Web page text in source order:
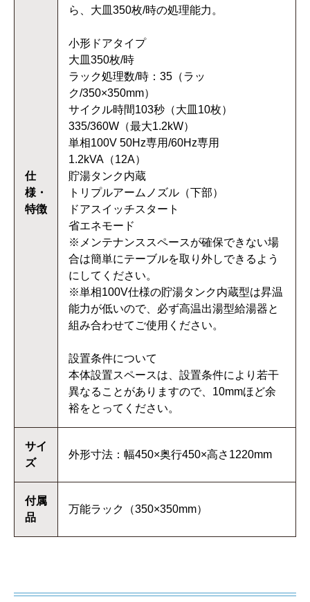
仕
様・
特徴
ら、大皿350枚/時の処理能力。
小形ドアタイプ
大皿350枚/時
ラック処理数/時：35（ラッ
ク/350×350mm）
サイクル時間103秒（大皿10枚）
335/360W（最大1.2kW）
単相100V 50Hz専用/60Hz専用
1.2kVA（12A）
貯湯タンク内蔵
トリプルアームノズル（下部）
ドアスイッチスタート
省エネモード
※メンテナンススペースが確保できない場
合は簡単にテーブルを取り外しできるよう
にしてください。
※単相100V仕様の貯湯タンク内蔵型は昇温
能力が低いので、必ず高温出湯型給湯器と
組み合わせてご使用ください。
設置条件について
本体設置スペースは、設置条件により若干
異なることがありますので、10mmほど余
裕をとってください。
サイ
ズ
外形寸法：幅450×奥行450×高さ1220mm
付属
品
万能ラック（350×350mm）